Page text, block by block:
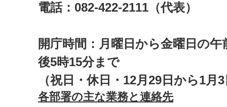
電話：082-422-2111（代表）
開庁時間：月曜日から金曜日の午
後5時15分まで
（祝日・休日・12月29日から1月
各部署の主な業務と連絡先